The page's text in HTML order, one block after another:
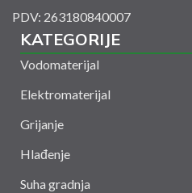
PDV: 263180840007
KATEGORIJE
Vodomaterijal
Elektromaterijal
Grijanje
Hlađenje
Suha gradnja